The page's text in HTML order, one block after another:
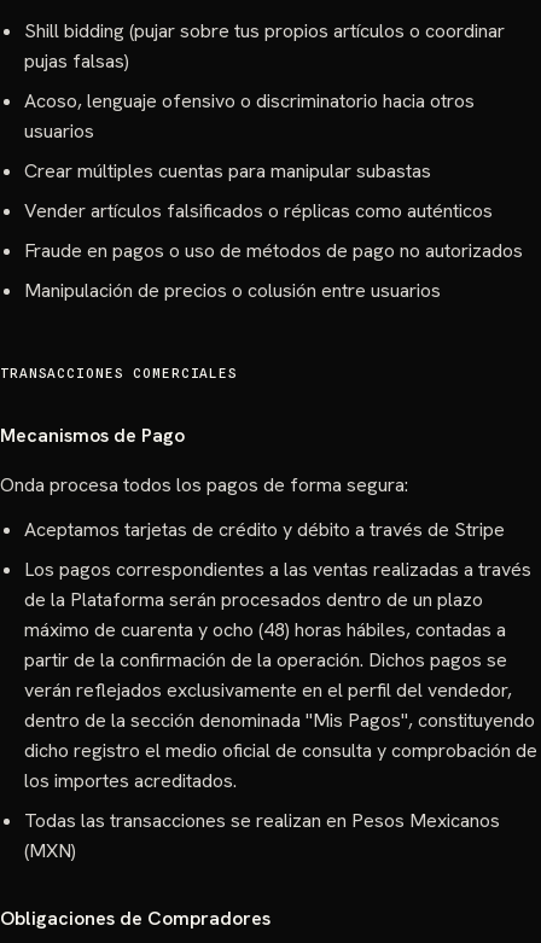
Shill bidding (pujar sobre tus propios artículos o coordinar
pujas falsas)
Acoso, lenguaje ofensivo o discriminatorio hacia otros
usuarios
Crear múltiples cuentas para manipular subastas
Vender artículos falsificados o réplicas como auténticos
Fraude en pagos o uso de métodos de pago no autorizados
Manipulación de precios o colusión entre usuarios
TRANSACCIONES COMERCIALES
Mecanismos de Pago
Onda procesa todos los pagos de forma segura:
Aceptamos tarjetas de crédito y débito a través de Stripe
Los pagos correspondientes a las ventas realizadas a través
de la Plataforma serán procesados dentro de un plazo
máximo de cuarenta y ocho (48) horas hábiles, contadas a
partir de la confirmación de la operación. Dichos pagos se
verán reflejados exclusivamente en el perfil del vendedor,
dentro de la sección denominada "Mis Pagos", constituyendo
dicho registro el medio oficial de consulta y comprobación de
los importes acreditados.
Todas las transacciones se realizan en Pesos Mexicanos
(MXN)
Obligaciones de Compradores